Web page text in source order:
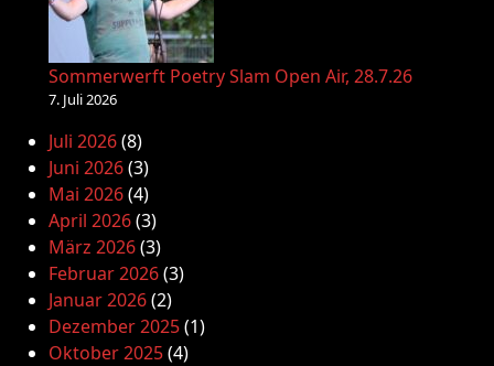
Sommerwerft Poetry Slam Open Air, 28.7.26
7. Juli 2026
Juli 2026(8)
Juni 2026(3)
Mai 2026(4)
April 2026(3)
März 2026(3)
Februar 2026(3)
Januar 2026(2)
Dezember 2025(1)
Oktober 2025(4)